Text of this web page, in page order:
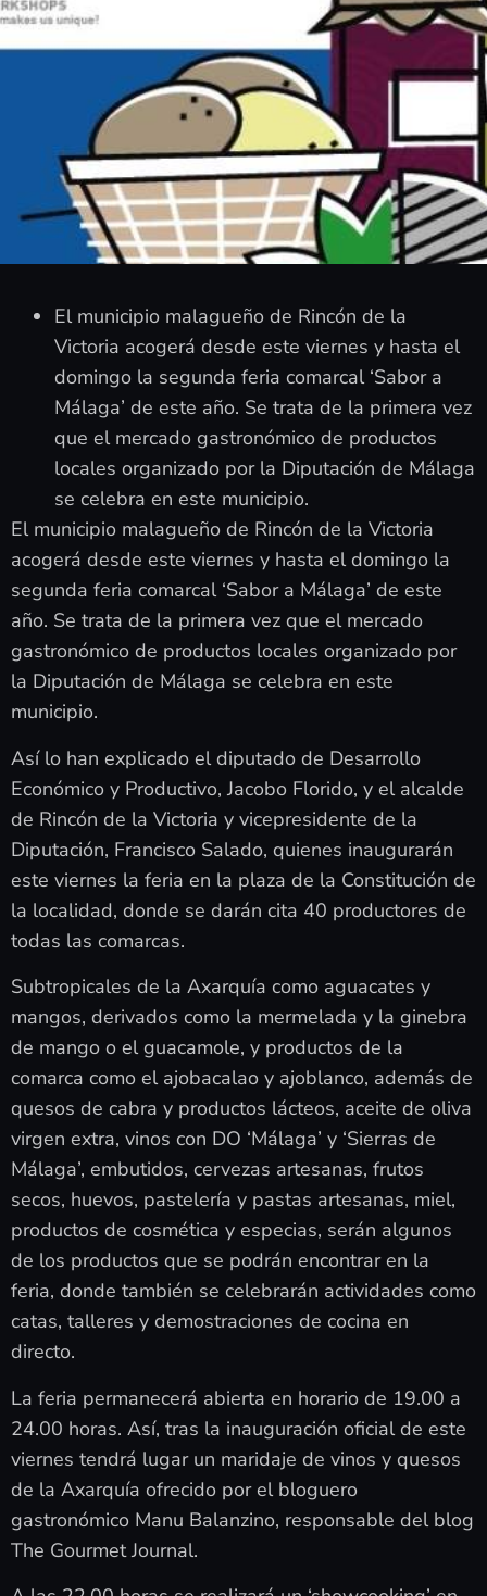
El municipio malagueño de Rincón de la
Victoria acogerá desde este viernes y hasta el
domingo la segunda feria comarcal ‘Sabor a
Málaga’ de este año. Se trata de la primera vez
que el mercado gastronómico de productos
locales organizado por la Diputación de Málaga
se celebra en este municipio.
El municipio malagueño de Rincón de la Victoria
acogerá desde este viernes y hasta el domingo la
segunda feria comarcal ‘Sabor a Málaga’ de este
año. Se trata de la primera vez que el mercado
gastronómico de productos locales organizado por
la Diputación de Málaga se celebra en este
municipio.
Así lo han explicado el diputado de Desarrollo
Económico y Productivo, Jacobo Florido, y el alcalde
de Rincón de la Victoria y vicepresidente de la
Diputación, Francisco Salado, quienes inaugurarán
este viernes la feria en la plaza de la Constitución de
la localidad, donde se darán cita 40 productores de
todas las comarcas.
Subtropicales de la Axarquía como aguacates y
mangos, derivados como la mermelada y la ginebra
de mango o el guacamole, y productos de la
comarca como el ajobacalao y ajoblanco, además de
quesos de cabra y productos lácteos, aceite de oliva
virgen extra, vinos con DO ‘Málaga’ y ‘Sierras de
Málaga’, embutidos, cervezas artesanas, frutos
secos, huevos, pastelería y pastas artesanas, miel,
productos de cosmética y especias, serán algunos
de los productos que se podrán encontrar en la
feria, donde también se celebrarán actividades como
catas, talleres y demostraciones de cocina en
directo.
La feria permanecerá abierta en horario de 19.00 a
24.00 horas. Así, tras la inauguración oficial de este
viernes tendrá lugar un maridaje de vinos y quesos
de la Axarquía ofrecido por el bloguero
gastronómico Manu Balanzino, responsable del blog
The Gourmet Journal.